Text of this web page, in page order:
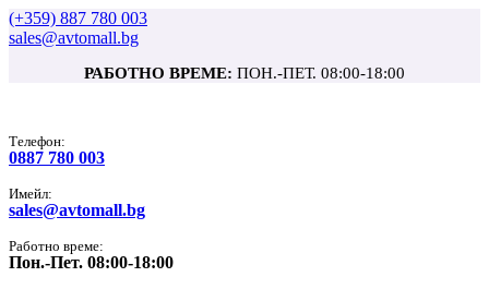
(+359) 887 780 003
sales@avtomall.bg
РАБОТНО ВРЕМЕ: ПОН.-ПЕТ. 08:00-18:00
Tелефон:
0887 780 003
Имейл:
sales@avtomall.bg
Работно време:
Пон.-Пет. 08:00-18:00